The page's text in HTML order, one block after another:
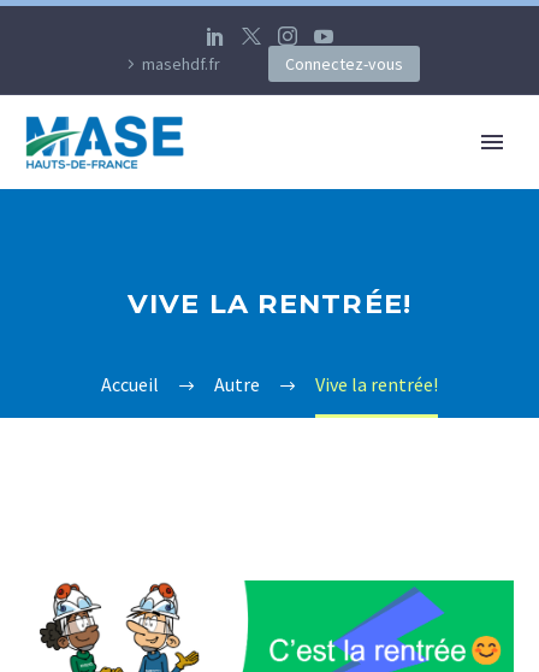
masehdf.fr Connectez-vous
VIVE LA RENTRÉE!
Accueil Autre Vive la rentrée!